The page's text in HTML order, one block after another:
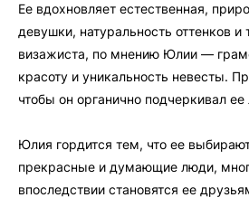
Ее вдохновляет естественная,
девушки, натуральность оттенков и
визажиста, по мнению Юлии —
красоту и уникальность невесты.
чтобы он органично подчеркивал
Юлия гордится тем, что ее
прекрасные и думающие люди,
впоследствии становятся ее